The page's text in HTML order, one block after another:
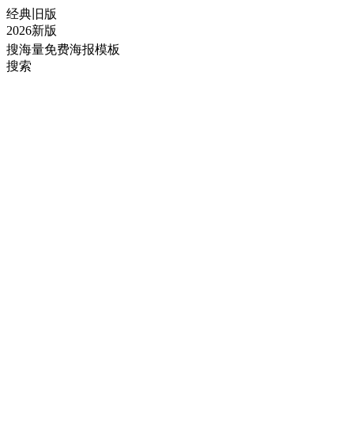
经典旧版
2026新版
搜海量免费海报模板
搜索